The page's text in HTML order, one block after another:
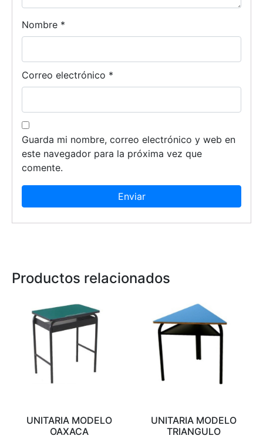
Nombre *
Correo electrónico *
Guarda mi nombre, correo electrónico y web en
este navegador para la próxima vez que
comente.
Productos relacionados
UNITARIA MODELO
OAXACA
UNITARIA MODELO
TRIANGULO